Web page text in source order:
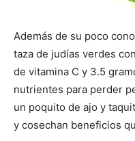
Además de su poco
taza de judías verdes
de vitamina C y 3.5
nutrientes para perder
un poquito de ajo y
y cosechan beneficios